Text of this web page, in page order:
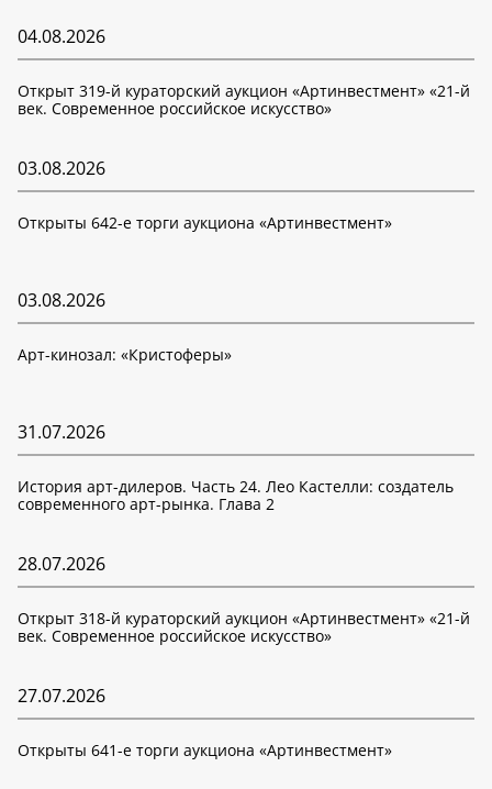
04.08.2026
Открыт 319-й кураторский аукцион «Артинвестмент» «21-й
век. Современное российское искусство»
03.08.2026
Открыты 642-е торги аукциона «Артинвестмент»
03.08.2026
Арт-кинозал: «Кристоферы»
31.07.2026
История арт-дилеров. Часть 24. Лео Кастелли: создатель
современного арт-рынка. Глава 2
28.07.2026
Открыт 318-й кураторский аукцион «Артинвестмент» «21-й
век. Современное российское искусство»
27.07.2026
Открыты 641-е торги аукциона «Артинвестмент»